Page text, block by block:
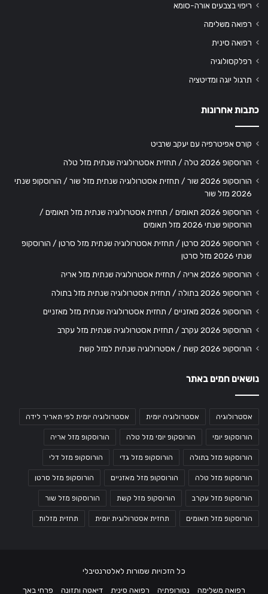
ריפוי בצבעים אורה-סומא
רפואה משלימה
רפואה סינית
רפלקסולוגיה
תרגול יוגה ומדיטציה
כתבות אחרונות
קורס אפיטרפיה עם יעקב שרביט
הורוסקופ 2026 טלה / תחזית אסטרולוגיה שנתית מזל טלה
הורוסקופ 2026 שור / תחזית אסטרולוגיה שנתית מזל שור / הורוסקופ שנתי
2026 מזל שור
הורוסקופ 2026 תאומים / תחזית אסטרולוגיה שנתית מזל תאומים /
הורוסקופ שנתי 2026 מזל תאומים
הורוסקופ 2026 סרטן / תחזית אסטרולוגיה שנתית מזל סרטן / הורוסקופ
שנתי 2026 מזל סרטן
הורוסקופ 2026 אריה / תחזית אסטרולוגיה שנתית מזל אריה
הורוסקופ 2026 בתולה / תחזית אסטרולוגיה שנתית מזל בתולה
הורוסקופ 2026 מאזניים / תחזית אסטרולוגיה שנתית מזל מאזניים
הורוסקופ 2026 עקרב / תחזית אסטרולוגיה שנתית מזל עקרב
הורוסקופ 2026 קשת / אסטרולוגיה שנתית למזל קשת
נושאים חמים באתר
אסטרולוגיה אסטרולוגיה יומית אסטרולוגיה יומית לפי תאריך לידה
הורוסקופ יומי הורוסקופ יומי מזל טלה הורוסקופ מזל אריה
הורוסקופ מזל בתולה הורוסקופ מזל גדי הורוסקופ מזל דלי
הורוסקופ מזל טלה הורוסקופ מזל מאזניים הורוסקופ מזל סרטן
הורוסקופ מזל עקרב הורוסקופ מזל קשת הורוסקופ מזל שור
הורוסקופ מזל תאומים תחזית אסטרולוגית יומית תחזית מזלות
כל הזכויות שמורות לאלטרנטיבלי
רפואה משלימה נטורופתיה רפואה סינית דיאטה ותזונה פרחי באך